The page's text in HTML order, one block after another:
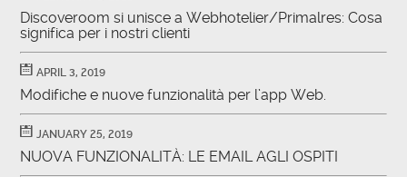
Discoveroom si unisce a Webhotelier/Primalres: Cosa
significa per i nostri clienti
APRIL 3, 2019
Modifiche e nuove funzionalità per l’app Web.
JANUARY 25, 2019
NUOVA FUNZIONALITÀ: LE EMAIL AGLI OSPITI